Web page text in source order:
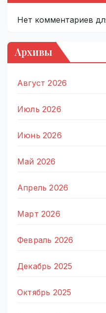
Нет комментариев
Архивы
Август 2026
Июль 2026
Июнь 2026
Май 2026
Апрель 2026
Март 2026
Февраль 2026
Декабрь 2025
Октябрь 2025